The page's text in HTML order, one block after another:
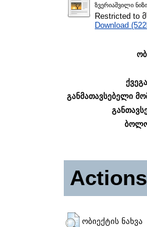
ზვერიაშვილი
Restricted to
Download
განმათავსებელი
ობიექტის ნახვა